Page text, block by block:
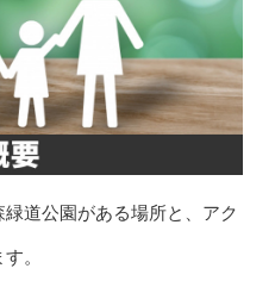
道公園がある場所と、アク
。